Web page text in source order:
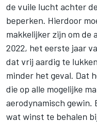
de vuile lucht achter
beperken. Hierdoor
makkelijker zijn om de
2022, het eerste jaar
dat vrij aardig te
minder het geval. Dat
die op alle mogelijke
aerodynamisch gewin.
wat winst te behalen